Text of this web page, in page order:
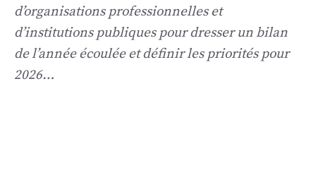
d’organisations professionnelles et
d’institutions publiques pour dresser un bilan
de l’année écoulée et définir les priorités pour
2026…